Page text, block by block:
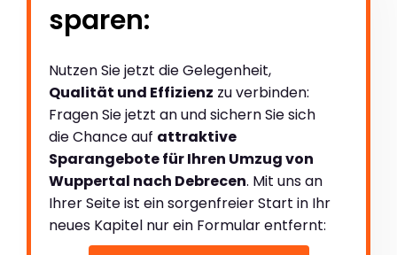
sparen:
Nutzen Sie jetzt die Gelegenheit,
Qualität und Effizienz zu verbinden:
Fragen Sie jetzt an und sichern Sie sich
die Chance auf attraktive
Sparangebote für Ihren Umzug von
Wuppertal nach Debrecen. Mit uns an
Ihrer Seite ist ein sorgenfreier Start in Ihr
neues Kapitel nur ein Formular entfernt: